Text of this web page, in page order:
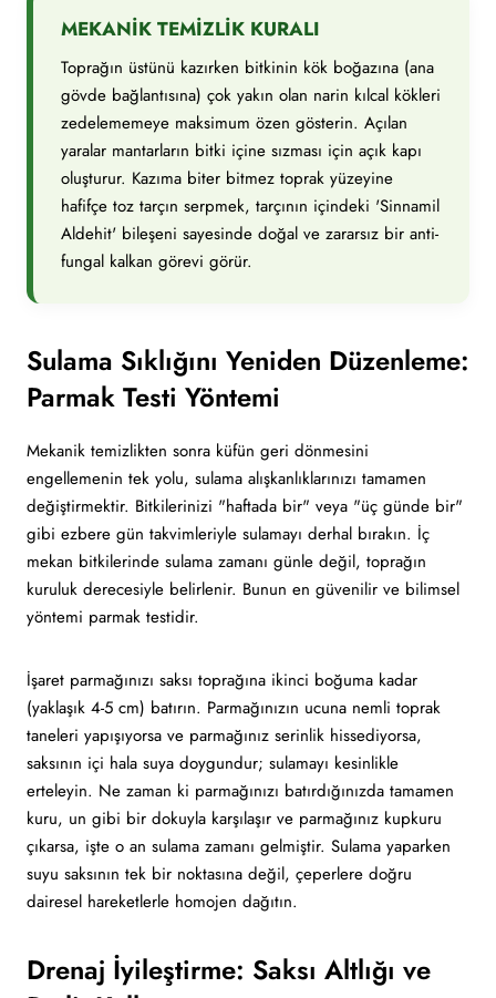
MEKANİK TEMİZLİK KURALI
Toprağın üstünü kazırken bitkinin kök boğazına (ana
gövde bağlantısına) çok yakın olan narin kılcal kökleri
zedelememeye maksimum özen gösterin. Açılan
yaralar mantarların bitki içine sızması için açık kapı
oluşturur. Kazıma biter bitmez toprak yüzeyine
hafifçe toz tarçın serpmek, tarçının içindeki 'Sinnamil
Aldehit' bileşeni sayesinde doğal ve zararsız bir anti-
fungal kalkan görevi görür.
Sulama Sıklığını Yeniden Düzenleme:
Parmak Testi Yöntemi
Mekanik temizlikten sonra küfün geri dönmesini
engellemenin tek yolu, sulama alışkanlıklarınızı tamamen
değiştirmektir. Bitkilerinizi "haftada bir" veya "üç günde bir"
gibi ezbere gün takvimleriyle sulamayı derhal bırakın. İç
mekan bitkilerinde sulama zamanı günle değil, toprağın
kuruluk derecesiyle belirlenir. Bunun en güvenilir ve bilimsel
yöntemi parmak testidir.
İşaret parmağınızı saksı toprağına ikinci boğuma kadar
(yaklaşık 4-5 cm) batırın. Parmağınızın ucuna nemli toprak
taneleri yapışıyorsa ve parmağınız serinlik hissediyorsa,
saksının içi hala suya doygundur; sulamayı kesinlikle
erteleyin. Ne zaman ki parmağınızı batırdığınızda tamamen
kuru, un gibi bir dokuyla karşılaşır ve parmağınız kupkuru
çıkarsa, işte o an sulama zamanı gelmiştir. Sulama yaparken
suyu saksının tek bir noktasına değil, çeperlere doğru
dairesel hareketlerle homojen dağıtın.
Drenaj İyileştirme: Saksı Altlığı ve